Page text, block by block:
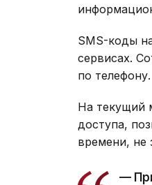
SMS-коды
сервисах.
по телефону.
На текущий
доступа,
времени, не
—